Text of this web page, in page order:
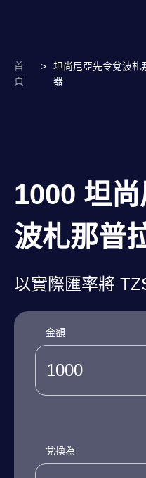
首
頁
>
坦尚尼亞先令兌波札
器
1000 坦
波札那普
以實際匯率將
金額
兌換為